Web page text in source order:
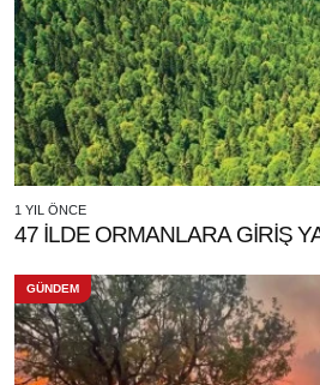
1 YIL ÖNCE
47 İLDE ORMANLARA GİRİŞ
GÜNDEM